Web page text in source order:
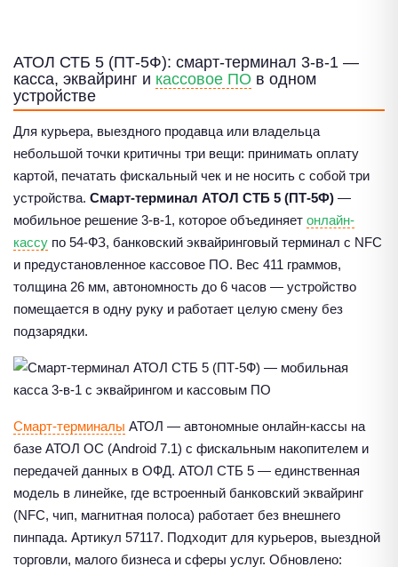
АТОЛ СТБ 5 (ПТ-5Ф): смарт-терминал 3-в-1 —
касса, эквайринг и кассовое ПО в одном
устройстве
Для курьера, выездного продавца или владельца
небольшой точки критичны три вещи: принимать оплату
картой, печатать фискальный чек и не носить с собой три
устройства. Смарт-терминал АТОЛ СТБ 5 (ПТ-5Ф) —
мобильное решение 3-в-1, которое объединяет онлайн-
кассу по 54-ФЗ, банковский эквайринговый терминал с NFC
и предустановленное кассовое ПО. Вес 411 граммов,
толщина 26 мм, автономность до 6 часов — устройство
помещается в одну руку и работает целую смену без
подзарядки.
Смарт-терминалы АТОЛ — автономные онлайн-кассы на
базе АТОЛ ОС (Android 7.1) с фискальным накопителем и
передачей данных в ОФД. АТОЛ СТБ 5 — единственная
модель в линейке, где встроенный банковский эквайринг
(NFC, чип, магнитная полоса) работает без внешнего
пинпада. Артикул 57117. Подходит для курьеров, выездной
торговли, малого бизнеса и сферы услуг. Обновлено: